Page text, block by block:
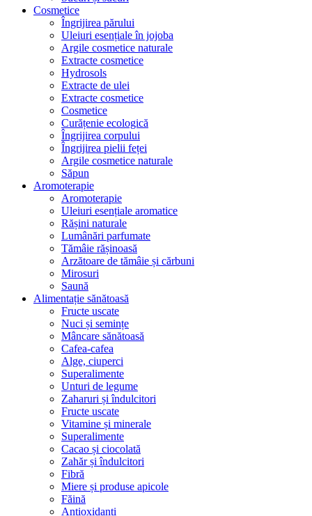
Cosmetice
Îngrijirea părului
Uleiuri esențiale în jojoba
Argile cosmetice naturale
Extracte cosmetice
Hydrosols
Extracte de ulei
Extracte cosmetice
Cosmetice
Curățenie ecologică
Îngrijirea corpului
Îngrijirea pielii feței
Argile cosmetice naturale
Săpun
Aromoterapie
Aromoterapie
Uleiuri esențiale aromatice
Rășini naturale
Lumânări parfumate
Tămâie rășinoasă
Arzătoare de tămâie și cărbuni
Mirosuri
Saună
Alimentație sănătoasă
Fructe uscate
Nuci și semințe
Mâncare sănătoasă
Cafea-cafea
Alge, ciuperci
Superalimente
Unturi de legume
Zaharuri și îndulcitori
Fructe uscate
Vitamine și minerale
Superalimente
Cacao și ciocolată
Zahăr și îndulcitori
Fibră
Miere și produse apicole
Făină
Antioxidanti